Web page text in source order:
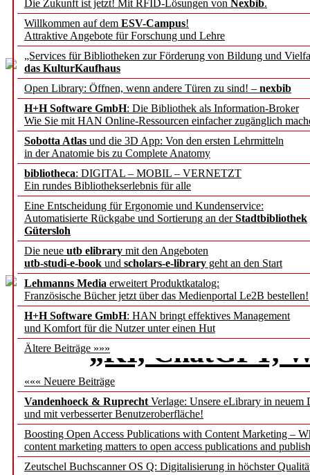
Die Zukunft ist jetzt! Mit RFID-Lösungen von Nexbib.
Willkommen auf dem ESV-Campus!
Attraktive Angebote für Forschung und Lehre
„Services für Bibliotheken zur Förderung von Bildung und
das KulturKaufhaus
Open Library: Öffnen, wenn andere Türen zu sind! – nexbib
H+H Software GmbH: Die Bibliothek als Information-Broker
Wie Sie mit HAN Online-Ressourcen einfacher zugänglich
Sobotta Atlas und die 3D App: Von den ersten Lehrmitteln
in der Anatomie bis zu Complete Anatomy
bibliotheca: DIGITAL – MOBIL – VERNETZT
Ein rundes Bibliothekserlebnis für alle
Eine Entscheidung für Ergonomie und Kundenservice:
Automatisierte Rückgabe und Sortierung an derStadtbibliothek
Gütersloh
Die neue utb elibrary mit den Angeboten
utb-studi-e-book und scholars-e-library geht an den Start
Lehmanns Media erweitert Produktkatalog:
Französische Bücher jetzt über das Medienportal Le2B bestellen!
H+H Software GmbH: HAN bringt effektives Management
und Komfort für die Nutzer unter einen Hut
Ältere Beiträge »»»
««« Neuere Beiträge
Vandenhoeck & Ruprecht Verlage: Unsere eLibrary in neuem
und mit verbesserter Benutzeroberfläche!
Boosting Open Access Publications with Content Marketing –
content marketing matters to open access publications and
Zeutschel Buchscanner OS Q: Digitalisierung in höchster
Zertifikatskurs
Erfahrungen mit
Tereza
„KI, ChatGPT,
Beantwortung
Gedanken zu KI im
der